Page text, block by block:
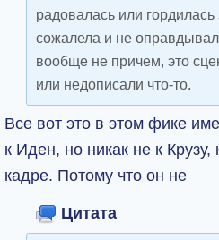
радовалась или
сожалела и не
вообще не причем, это
или недописали что-то.
Все вот это в этом фике
к Иден, но никак не к
кадре. Потому что он не
Цитата